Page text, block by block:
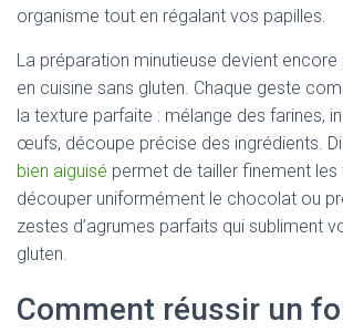
organisme tout en régalant vos papilles.
La préparation minutieuse devient
en cuisine sans gluten. Chaque geste
la texture parfaite : mélange des farines,
œufs, découpe précise des ingrédients.
bien aiguisé permet de tailler finement les
découper uniformément le chocolat ou
zestes d’agrumes parfaits qui subliment
gluten.
Comment réussir un